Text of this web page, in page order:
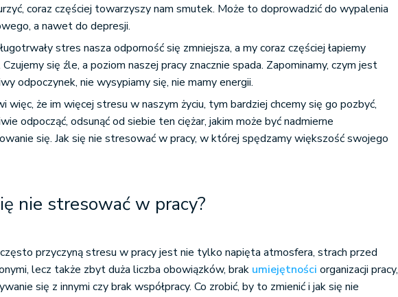
coraz częściej towarzyszy nam smutek. Może to doprowadzić do wypalenia
a nawet do depresji.
stres nasza odporność się zmniejsza, a my coraz częściej łapiemy
Czujemy się źle, a poziom naszej pracy znacznie spada. Zapominamy, czym jest
odpoczynek, nie wysypiamy się, nie mamy energii.
więc, że im więcej stresu w naszym życiu, tym bardziej chcemy się go pozbyć,
odpocząć, odsunąć od siebie ten ciężar, jakim może być nadmierne
się. Jak się nie stresować w pracy, w której spędzamy większość swojego
nie stresować w pracy?
przyczyną stresu w pracy jest nie tylko napięta atmosfera, strach przed
lecz także zbyt duża liczba obowiązków, brak umiejętności organizacji pracy,
się z innymi czy brak współpracy. Co zrobić, by to zmienić i jak się nie